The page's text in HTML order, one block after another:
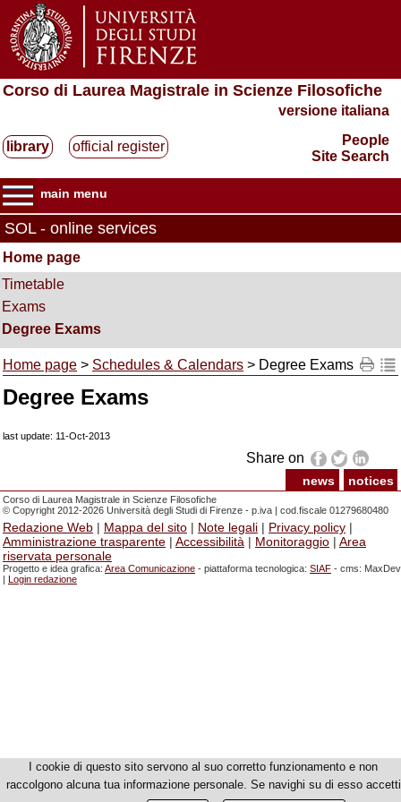
Corso di Laurea Magistrale in Scienze Filosofiche
versione italiana
library official register
People
Site Search
main menu
SOL - online services
Home page
Timetable
Exams
Degree Exams
Home page > Schedules & Calendars > Degree Exams
Degree Exams
last update: 11-Oct-2013
Share on
news notices
Corso di Laurea Magistrale in Scienze Filosofiche
© Copyright 2012-2026 Università degli Studi di Firenze - p.iva | cod.fiscale 01279680480
Redazione Web | Mappa del sito | Note legali | Privacy policy |
Amministrazione trasparente | Accessibilità | Monitoraggio | Area
riservata personale
Progetto e idea grafica: Area Comunicazione - piattaforma tecnologica: SIAF - cms: MaxDev
| Login redazione
I cookie di questo sito servono al suo corretto funzionamento e non
raccolgono alcuna tua informazione personale. Se navighi su di esso accetti